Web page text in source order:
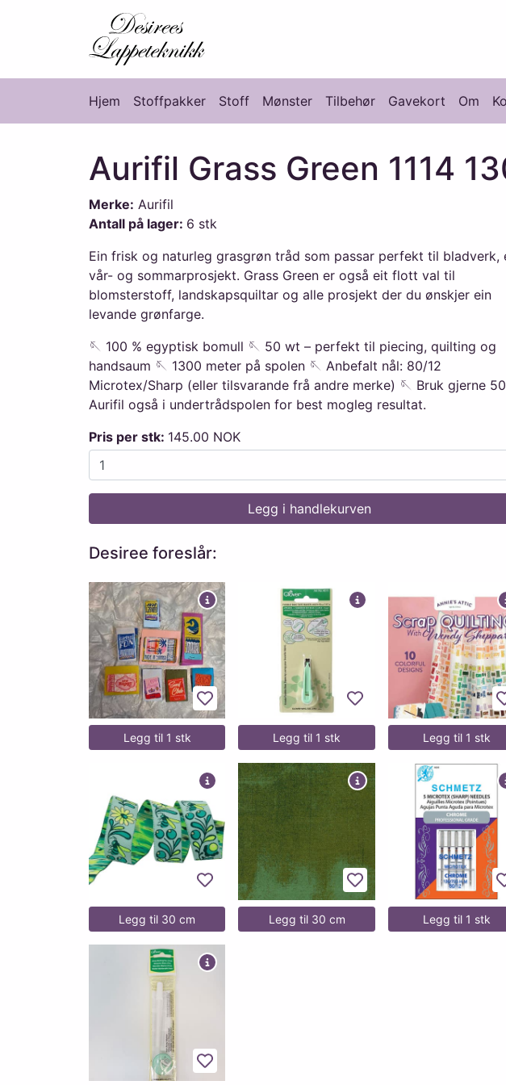
Desirees Lappeteknikk
Hovedmeny
Hjem Stoffpakker Stoff Mønster Tilbehør Gavekort Om
Aurifil Grass Green 1114
Merke: Aurifil
Antall på lager: 6 stk
Ein frisk og naturleg grasgrøn tråd som passar perfekt til bladverk,
vår- og sommarprosjekt. Grass Green er også eit flott val til
blomsterstoff, landskapsquiltar og alle prosjekt der du ønskjer ein
levande grønfarge.
🪡 100 % egyptisk bomull 🪡 50 wt – perfekt til piecing, quilting og
handsaum 🪡 1300 meter på spolen 🪡 Anbefalt nål: 80/12
Microtex/Sharp (eller tilsvarande frå andre merke) 🪡 Bruk gjerne
Aurifil også i undertrådspolen for best mogleg resultat.
Pris per stk: 145.00 NOK
Legg i handlekurven
Desiree foreslår:
Legg til favoritter
Legg til 1 stk
Legg til favoritter
Legg til 1 stk Legg til 1 stk
Legg til favoritter
Legg til 30 cm
Legg til favoritter
Legg til 30 cm Legg til 1 stk
Legg til favoritter